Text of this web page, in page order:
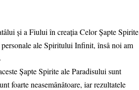
şi a Fiului în creaţia Celor Şapte Spirite
ale Spiritului Infinit, însâ noi am
Şapte Spirite ale Paradisului sunt
foarte neasemânâtoare, iar rezultatele